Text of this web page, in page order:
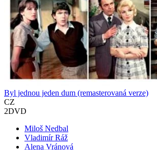
Byl jednou jeden dum (remasterovaná verze)
CZ
2DVD
Miloš Nedbal
Vladimír Ráž
Alena Vránová